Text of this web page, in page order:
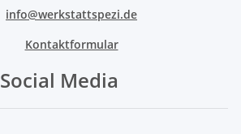
info@werkstattspezi.de
Kontaktformular
Social Media